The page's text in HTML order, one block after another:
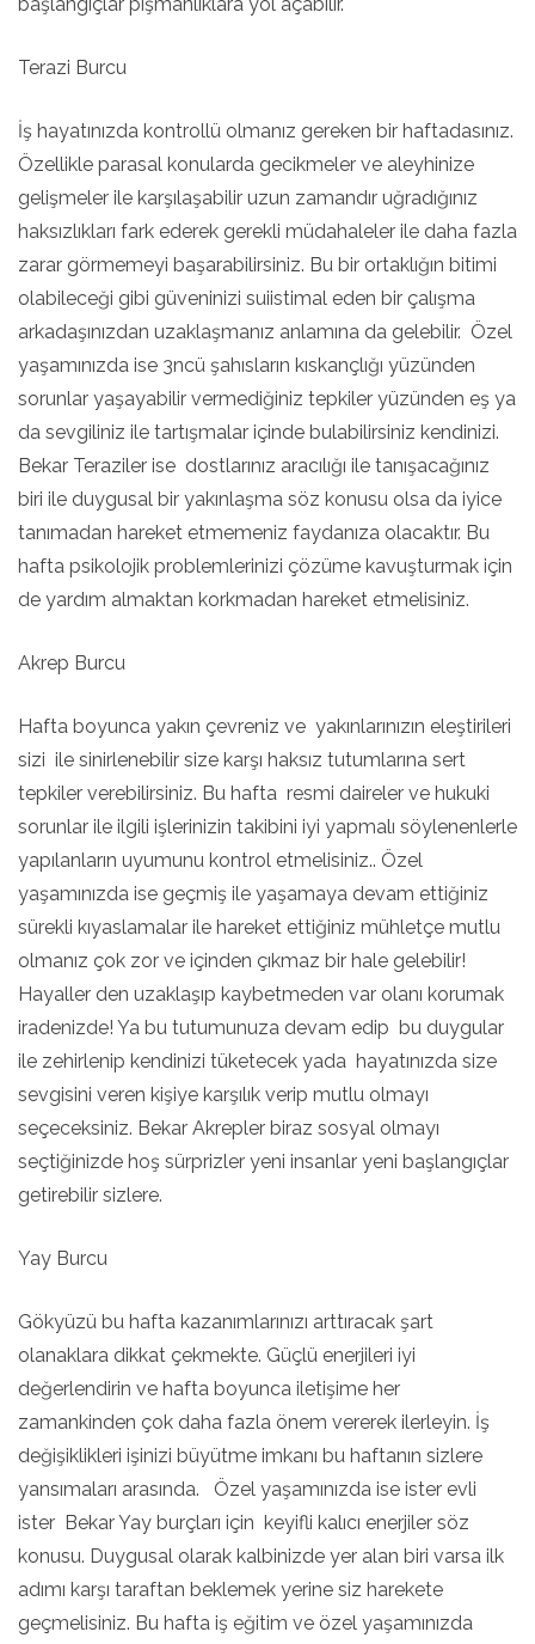
Terazi Burcu
İş hayatınızda kontrollü olmanız gereken bir haftadasınız.
Özellikle parasal konularda gecikmeler ve aleyhinize
gelişmeler ile karşılaşabilir uzun zamandır uğradığınız
haksızlıkları fark ederek gerekli müdahaleler ile daha fazla
zarar görmemeyi başarabilirsiniz. Bu bir ortaklığın bitimi
olabileceği gibi güveninizi suiistimal eden bir çalışma
arkadaşınızdan uzaklaşmanız anlamına da gelebilir. Özel
yaşamınızda ise 3ncü şahısların kıskançlığı yüzünden
sorunlar yaşayabilir vermediğiniz tepkiler yüzünden eş ya
da sevgiliniz ile tartışmalar içinde bulabilirsiniz kendinizi.
Bekar Teraziler ise dostlarınız aracılığı ile tanışacağınız
biri ile duygusal bir yakınlaşma söz konusu olsa da iyice
tanımadan hareket etmemeniz faydanıza olacaktır. Bu
hafta psikolojik problemlerinizi çözüme kavuşturmak için
de yardım almaktan korkmadan hareket etmelisiniz.
Akrep Burcu
Hafta boyunca yakın çevreniz ve yakınlarınızın eleştirileri
sizi ile sinirlenebilir size karşı haksız tutumlarına sert
tepkiler verebilirsiniz. Bu hafta resmi daireler ve hukuki
sorunlar ile ilgili işlerinizin takibini iyi yapmalı söylenenlerle
yapılanların uyumunu kontrol etmelisiniz.. Özel
yaşamınızda ise geçmiş ile yaşamaya devam ettiğiniz
sürekli kıyaslamalar ile hareket ettiğiniz mühletçe mutlu
olmanız çok zor ve içinden çıkmaz bir hale gelebilir!
Hayaller den uzaklaşıp kaybetmeden var olanı korumak
iradenizde! Ya bu tutumunuza devam edip bu duygular
ile zehirlenip kendinizi tüketecek yada hayatınızda size
sevgisini veren kişiye karşılık verip mutlu olmayı
seçeceksiniz. Bekar Akrepler biraz sosyal olmayı
seçtiğinizde hoş sürprizler yeni insanlar yeni başlangıçlar
getirebilir sizlere.
Yay Burcu
Gökyüzü bu hafta kazanımlarınızı arttıracak şart
olanaklara dikkat çekmekte. Güçlü enerjileri iyi
değerlendirin ve hafta boyunca iletişime her
zamankinden çok daha fazla önem vererek ilerleyin. İş
değişiklikleri işinizi büyütme imkanı bu haftanın sizlere
yansımaları arasında. Özel yaşamınızda ise ister evli
ister Bekar Yay burçları için keyifli kalıcı enerjiler söz
konusu. Duygusal olarak kalbinizde yer alan biri varsa ilk
adımı karşı taraftan beklemek yerine siz harekete
geçmelisiniz. Bu hafta iş eğitim ve özel yaşamınızda